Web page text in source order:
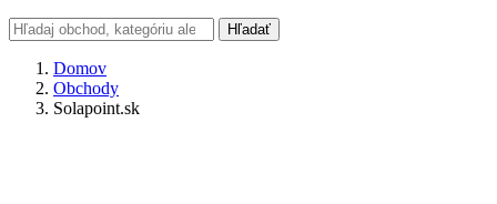
Hľadať
Domov
Obchody
Solapoint.sk